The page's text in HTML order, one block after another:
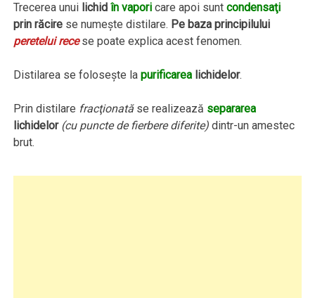
Trecerea unui lichidîn vapori care apoi suntcondensaţi
prin răcire se numeşte distilare. Pe baza principilului
peretelui recese poate explica acest fenomen.
Distilarea se foloseşte lapurificarea lichidelor.
Prin distilare fracţionatăse realizează separarea
lichidelor (cu puncte de fierbere diferite) dintr-un amestec
brut.